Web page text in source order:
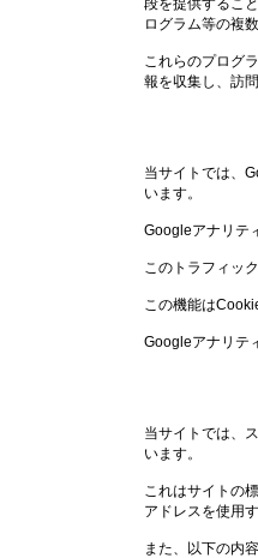
段を提供するこ
ログラム等の複
これらのプログ
報を収集し、訪
当サイトでは、
います。
Googleアナリテ
このトラフィッ
この機能は
Googleアナリテ
当サイトでは、
います。
これはサイトの
アドレスを使用
また、以下の内